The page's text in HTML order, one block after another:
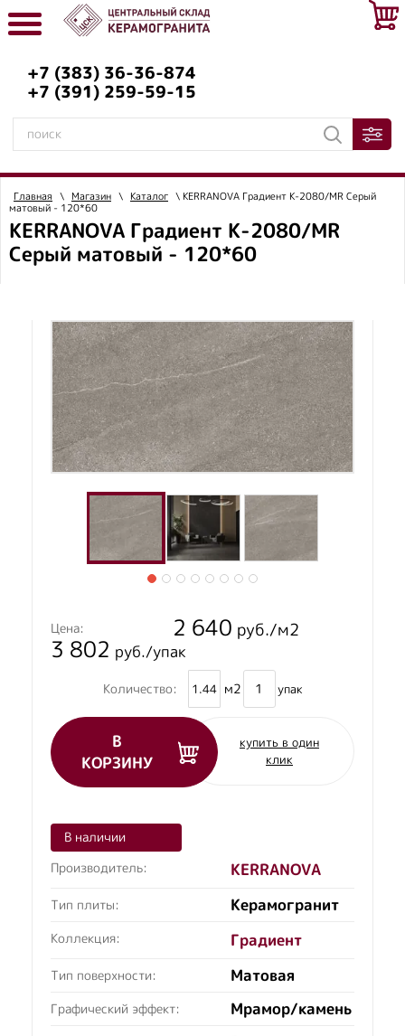
+7 (383) 36-36-874
+7 (391) 259-59-15
Главная \ Магазин \ Каталог \ KERRANOVA Градиент К-2080/MR Серый
матовый - 120*60
KERRANOVA Градиент К-2080/MR
Серый матовый - 120*60
Цена: 2 640 руб./м2
3 802 руб./упак
Количество: м2 упак
В
КОРЗИНУ
купить в один
клик
В наличии
Производитель:
KERRANOVA
Тип плиты: Керамогранит
Коллекция: Градиент
Тип поверхности: Матовая
Графический эффект: Мрамор/камень